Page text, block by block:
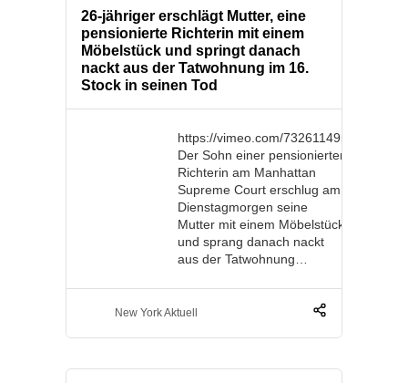
26-jähriger erschlägt Mutter, eine
pensionierte Richterin mit einem
Möbelstück und springt danach
nackt aus der Tatwohnung im 16.
Stock in seinen Tod
https://vimeo.com/732611495
Der Sohn einer pensionierten
Richterin am Manhattan
Supreme Court erschlug am
Dienstagmorgen seine
Mutter mit einem Möbelstück
und sprang danach nackt
aus der Tatwohnung…
New York Aktuell